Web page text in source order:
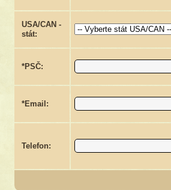
USA/CAN -
stát:
*PSČ:
*Email:
Telefon: